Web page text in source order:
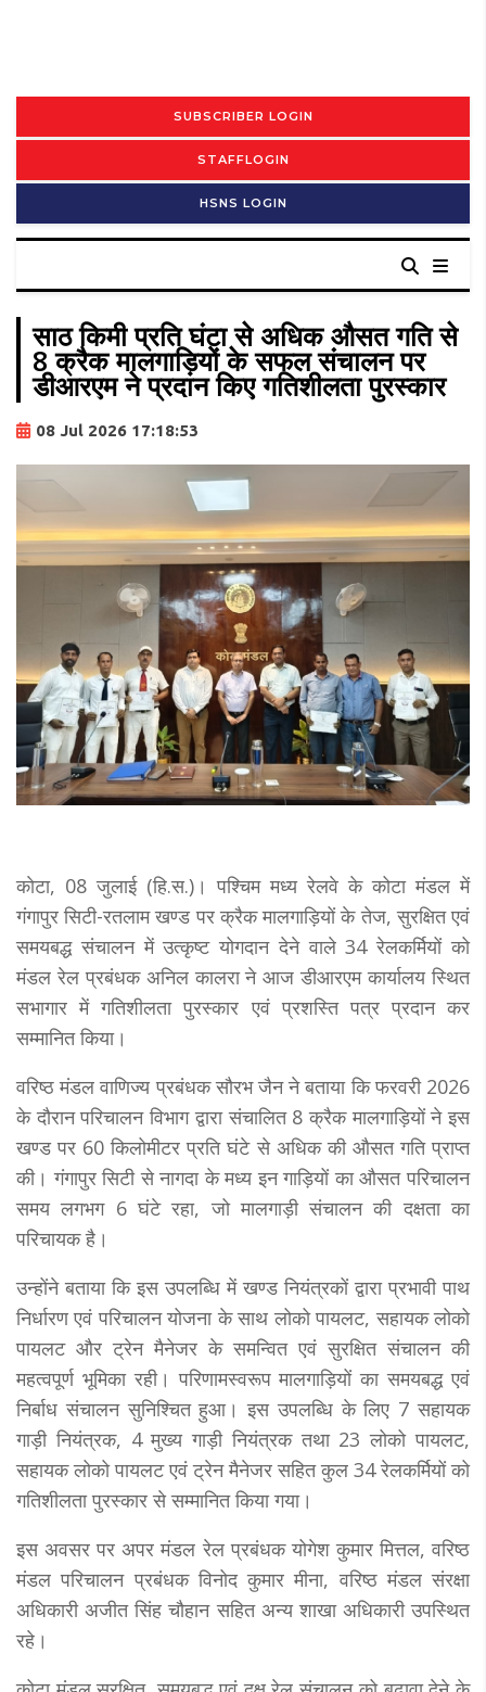
SUBSCRIBER LOGIN
STAFFLOGIN
HSNS LOGIN
साठ किमी प्रति घंटा से अधिक औसत गति से
8 क्रैक मालगाड़ियों के सफल संचालन पर
डीआरएम ने प्रदान किए गतिशीलता पुरस्कार
08 Jul 2026 17:18:53
काेटा, 08 जुलाई (हि.स.)। पश्चिम मध्य रेलवे के कोटा मंडल में
गंगापुर सिटी-रतलाम खण्ड पर क्रैक मालगाड़ियों के तेज, सुरक्षित एवं
समयबद्ध संचालन में उत्कृष्ट योगदान देने वाले 34 रेलकर्मियों को
मंडल रेल प्रबंधक अनिल कालरा ने आज डीआरएम कार्यालय स्थित
सभागार में गतिशीलता पुरस्कार एवं प्रशस्ति पत्र प्रदान कर
सम्मानित किया।
वरिष्ठ मंडल वाणिज्य प्रबंधक सौरभ जैन ने बताया कि फरवरी 2026
के दौरान परिचालन विभाग द्वारा संचालित 8 क्रैक मालगाड़ियों ने इस
खण्ड पर 60 किलोमीटर प्रति घंटे से अधिक की औसत गति प्राप्त
की। गंगापुर सिटी से नागदा के मध्य इन गाड़ियों का औसत परिचालन
समय लगभग 6 घंटे रहा, जो मालगाड़ी संचालन की दक्षता का
परिचायक है।
उन्होंने बताया कि इस उपलब्धि में खण्ड नियंत्रकों द्वारा प्रभावी पाथ
निर्धारण एवं परिचालन योजना के साथ लोको पायलट, सहायक लोको
पायलट और ट्रेन मैनेजर के समन्वित एवं सुरक्षित संचालन की
महत्वपूर्ण भूमिका रही। परिणामस्वरूप मालगाड़ियों का समयबद्ध एवं
निर्बाध संचालन सुनिश्चित हुआ। इस उपलब्धि के लिए 7 सहायक
गाड़ी नियंत्रक, 4 मुख्य गाड़ी नियंत्रक तथा 23 लोको पायलट,
सहायक लोको पायलट एवं ट्रेन मैनेजर सहित कुल 34 रेलकर्मियों को
गतिशीलता पुरस्कार से सम्मानित किया गया।
इस अवसर पर अपर मंडल रेल प्रबंधक योगेश कुमार मित्तल, वरिष्ठ
मंडल परिचालन प्रबंधक विनोद कुमार मीना, वरिष्ठ मंडल संरक्षा
अधिकारी अजीत सिंह चौहान सहित अन्य शाखा अधिकारी उपस्थित
रहे।